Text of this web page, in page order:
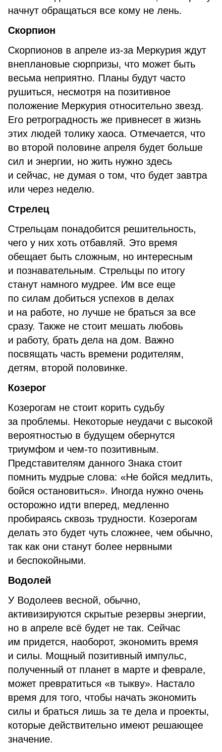
начнут обращаться все кому не лень.
Скорпион
Скорпионов в апреле из-за Меркурия ждут
внеплановые сюрпризы, что может быть
весьма неприятно. Планы будут часто
рушиться, несмотря на позитивное
положение Меркурия относительно звезд.
Его ретроградность же привнесет в жизнь
этих людей толику хаоса. Отмечается, что
во второй половине апреля будет больше
сил и энергии, но жить нужно здесь
и сейчас, не думая о том, что будет завтра
или через неделю.
Стрелец
Стрельцам понадобится решительность,
чего у них хоть отбавляй. Это время
обещает быть сложным, но интересным
и познавательным. Стрельцы по итогу
станут намного мудрее. Им все еще
по силам добиться успехов в делах
и на работе, но лучше не браться за все
сразу. Также не стоит мешать любовь
и работу, брать дела на дом. Важно
посвящать часть времени родителям,
детям, второй половинке.
Козерог
Козерогам не стоит корить судьбу
за проблемы. Некоторые неудачи с высокой
вероятностью в будущем обернутся
триумфом и чем-то позитивным.
Представителям данного Знака стоит
помнить мудрые слова: «Не бойся медлить,
бойся остановиться». Иногда нужно очень
осторожно идти вперед, медленно
пробираясь сквозь трудности. Козерогам
делать это будет чуть сложнее, чем обычно,
так как они станут более нервными
и беспокойными.
Водолей
У Водолеев весной, обычно,
активизируются скрытые резервы энергии,
но в апреле всё будет не так. Сейчас
им придется, наоборот, экономить время
и силы. Мощный позитивный импульс,
полученный от планет в марте и феврале,
может превратиться «в тыкву». Настало
время для того, чтобы начать экономить
силы и браться лишь за те дела и проекты,
которые действительно имеют решающее
значение.